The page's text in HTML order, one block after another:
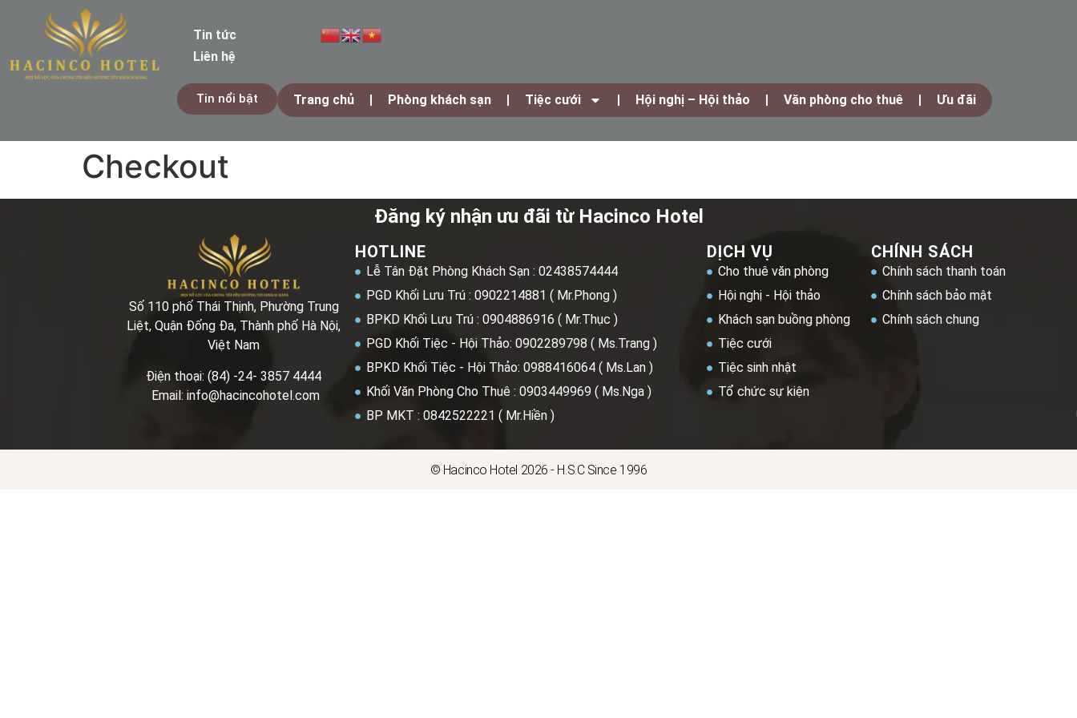
Tin tức
Liên hệ
Tin nổi bật Trang chủ Phòng khách sạn Tiệc cưới Hội nghị – Hội thảo Văn phòng cho thuê Ưu đãi
Checkout
Đăng ký nhận ưu đãi từ Hacinco Hotel
Số 110 phố Thái Thịnh, Phường Trung
Liệt, Quận Đống Đa, Thành phố Hà Nội,
Việt Nam
Điện thoại: (84) -24- 3857 4444
Email: info@hacincohotel.com
HOTLINE
Lễ Tân Đặt Phòng Khách Sạn : 02438574444
PGD Khối Lưu Trú : 0902214881 ( Mr.Phong )
BPKD Khối Lưu Trú : 0904886916 ( Mr.Thục )
PGD Khối Tiệc - Hội Thảo: 0902289798 ( Ms.Trang )
BPKD Khối Tiệc - Hội Thảo: 0988416064 ( Ms.Lan )
Khối Văn Phòng Cho Thuê : 0903449969 ( Ms.Nga )
BP MKT : 0842522221 ( Mr.Hiền )
DỊCH VỤ
Cho thuê văn phòng
Hội nghị - Hội thảo
Khách sạn buồng phòng
Tiệc cưới
Tiệc sinh nhật
Tổ chức sự kiện
CHÍNH SÁCH
Chính sách thanh toán
Chính sách bảo mật
Chính sách chung
© Hacinco Hotel 2026 - H.S.C Since 1996